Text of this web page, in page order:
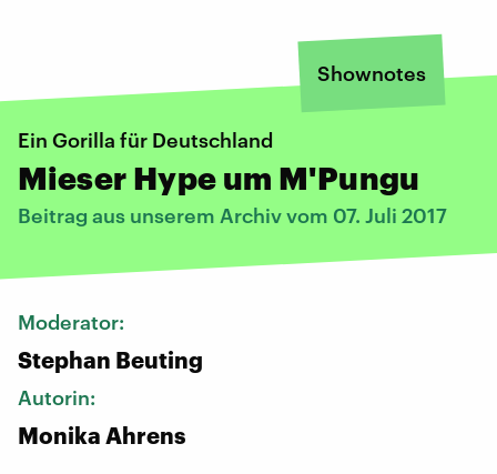
Shownotes
Ein Gorilla für Deutschland
Mieser Hype um M'Pungu
Beitrag aus unserem Archiv vom 07. Juli 2017
Moderator:
Stephan Beuting
Autorin:
Monika Ahrens